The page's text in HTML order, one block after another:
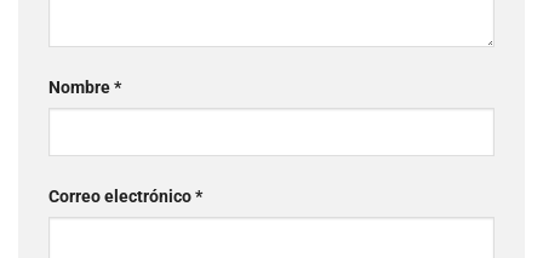
Nombre*
Correo electrónico*